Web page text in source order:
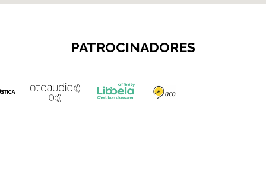
PATROCINADORES